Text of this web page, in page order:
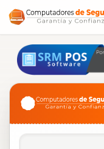
Saltar al contenido